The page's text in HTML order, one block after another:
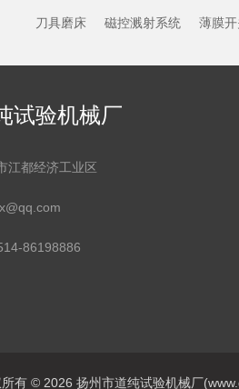
刀具磨床 磁控溅射系统 薄膜
试验机械厂
江都经济工业区
86198886
所有 © 2026 扬州市道纯试验机械厂